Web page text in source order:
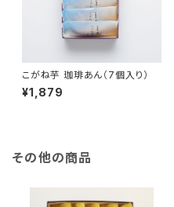
こがね芋 珈琲あん（7個入り）
¥1,879
その他の商品